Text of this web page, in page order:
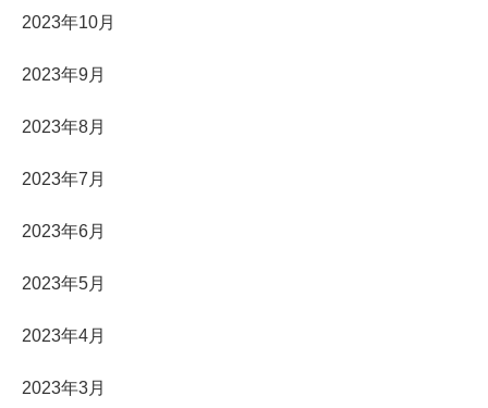
2023年10月
2023年9月
2023年8月
2023年7月
2023年6月
2023年5月
2023年4月
2023年3月